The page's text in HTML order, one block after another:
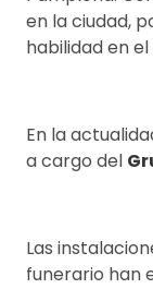
en la ciudad,
habilidad en
En la
a cargo del
Las
funerario han